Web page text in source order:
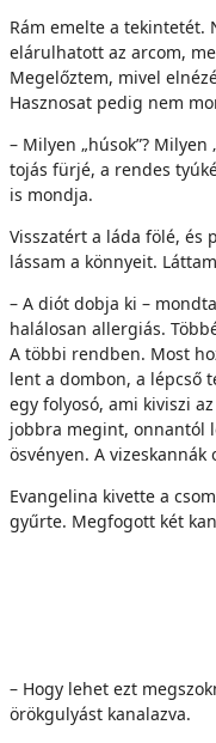
Rám emelte a
elárulhatott az arcom,
Megelőztem, mivel
Hasznosat pedig nem
– Milyen „húsok”? Milyen
tojás fürjé, a rendes
is mondja.
Visszatért a láda fölé, és
lássam a könnyeit.
– A diót dobja ki –
halálosan allergiás.
A többi rendben. Most
lent a dombon, a lépcső
egy folyosó, ami kiviszi
jobbra megint, onnantól
ösvényen. A
Evangelina kivette a
gyűrte. Megfogott két
– Hogy lehet ezt
örökgulyást kanalazva.